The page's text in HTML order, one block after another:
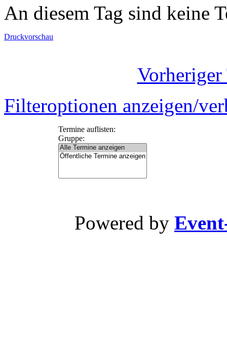
An diesem Tag sind keine
Druckvorschau
Vorheriger
Filteroptionen anzeigen/
Termine auflisten:
Gruppe:
Powered by